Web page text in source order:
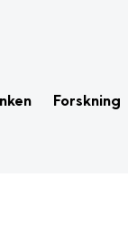
Forskning